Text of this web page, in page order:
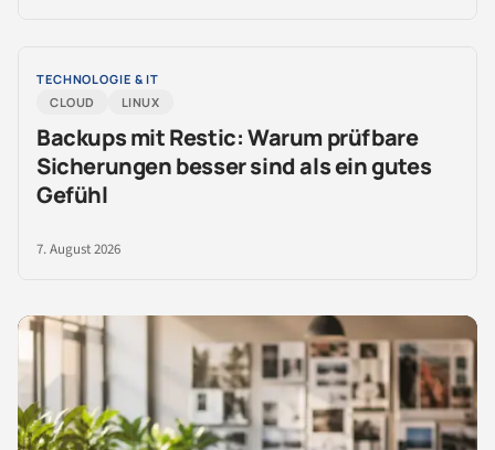
TECHNOLOGIE & IT
CLOUD
LINUX
Backups mit Restic: Warum prüfbare
Sicherungen besser sind als ein gutes
Gefühl
7. August 2026